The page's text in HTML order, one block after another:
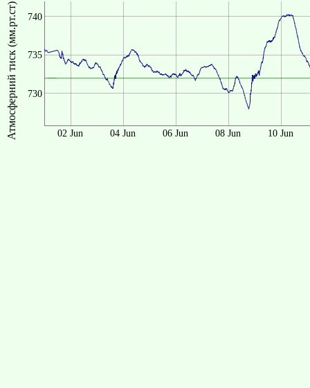
Атмосферний тиск (мм.рт.ст) 730
735
740
02 Jun 04 Jun 06 Jun 08 Jun 10 Jun